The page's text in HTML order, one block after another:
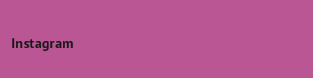
Instagram